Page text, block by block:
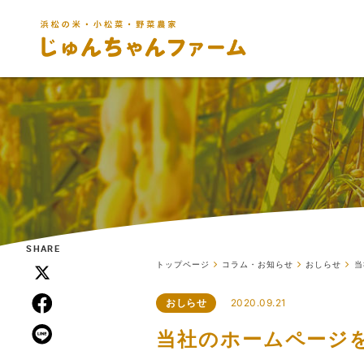
SHARE
トップページ コラム・お知らせ おしらせ
おしらせ 2020.09.21
当社のホームページ